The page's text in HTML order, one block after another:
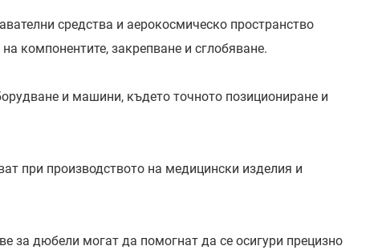
средства и аерокосмическо пространство
компонентите, закрепване и сглобяване.
и машини, където точното позициониране и
при производството на медицински изделия и
за дюбели могат да помогнат да се осигури прецизно